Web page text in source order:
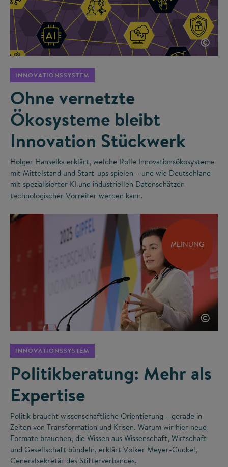
©
INNOVATIONSSYSTEM
Ohne vernetzte
Ökosysteme bleibt
Innovation Stückwerk
Holger Hanselka erklärt, welche Rolle Innovationsökosysteme
mit Mittelstand und Start-ups spielen – und wie Deutschland
mit spezialisierter KI und industriellen Datenschätzen
technologischer Vorreiter werden kann.
MEINUNG
©
INNOVATIONSSYSTEM
Politikberatung: Mehr als
Expertise
Politik braucht wissenschaftliche Orientierung – gerade in
Zeiten von Transformation und Krisen. Warum wir hier neue
Formate brauchen, die Wissen aus Wissenschaft, Wirtschaft
und Gesellschaft bündeln, erklärt Volker Meyer-Guckel,
Generalsekretär des Stifterverbandes.